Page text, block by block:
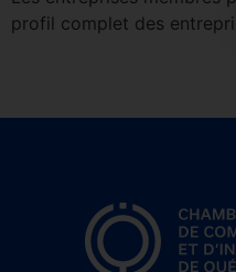
profil complet des